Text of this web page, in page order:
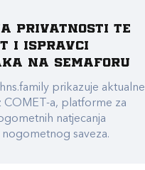
privatnosti te
i ispravci
na Semaforu
prikazuje aktualne
COMET-a, platforme za
natjecanja
nogometnog saveza.